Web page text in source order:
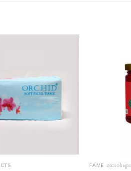
FAME ဆေးဝါးများ